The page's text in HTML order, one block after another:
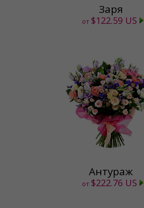
Заря
от $122.59 US
Антураж
от $222.76 US